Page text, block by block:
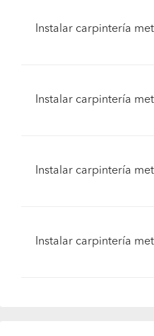
Instalar carpintería
Instalar carpintería
Instalar carpintería
Instalar carpintería